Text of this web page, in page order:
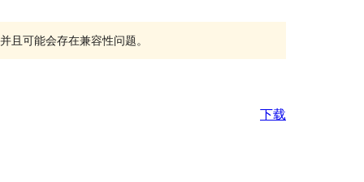
且可能会存在兼容性问题。
下载